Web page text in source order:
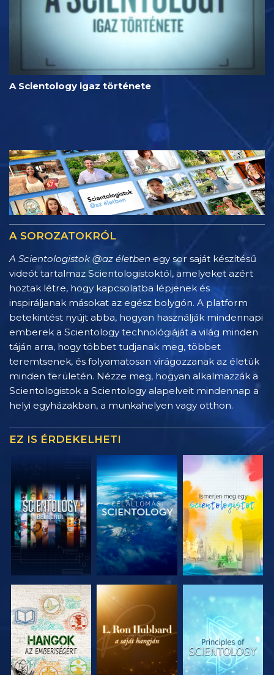
A Scientology igaz története
A SOROZATOKRÓL
A Scientologistok @az életben egy sor saját készítésű
videót tartalmaz Scientologistoktól, amelyeket azért
hoztak létre, hogy kapcsolatba lépjenek és
inspiráljanak másokat az egész bolygón. A platform
betekintést nyújt abba, hogyan használják mindennapi
emberek a Scientology technológiáját a világ minden
táján arra, hogy többet tudjanak meg, többet
teremtsenek, és folyamatosan virágozzanak az életük
minden területén. Nézze meg, hogyan alkalmazzák a
Scientologistok a Scientology alapelveit mindennap a
helyi egyházakban, a munkahelyen vagy otthon.
EZ IS ÉRDEKELHETI
A SOROZAT
RÉSZEI
A SOROZAT
RÉSZEI
A SOROZAT
RÉSZEI